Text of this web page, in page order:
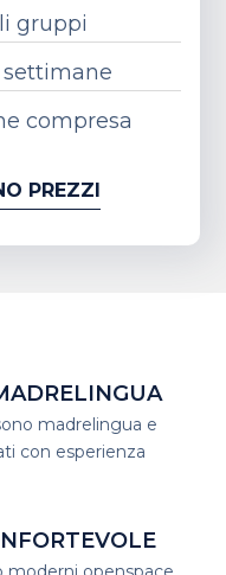
gruppi
compresa
PREZZI
madrelingua e
con esperienza